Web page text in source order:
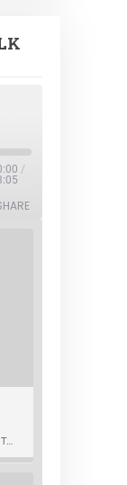
/
In the pilot episode of Paris Cocktail Talk we talk about cocktail trends and favorite Paris bars with local bartenders Thierry Daniel, Josh Fontaine, and Thibaut Neuman.